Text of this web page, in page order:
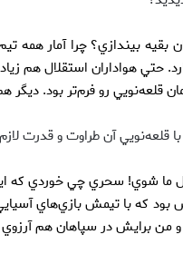
بقيه بيندازي؟ چرا آمار
حتي هواداران استقلال هم
قلعه‌نويي رو فرم‌تر بود.
قلعه‌نويي آن طراوت و قدرت لازم
ما شوي! سحري چي خوردي كه
كه با تيمش بازي‌هاي
من برايش در سپاهان هم